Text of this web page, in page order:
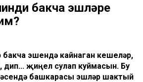
бакча эшләре
бакча эшендә кайнаган кешеләр,
дип... җиңел сулап куймасын. Бу
башкарасы эшләр шактый